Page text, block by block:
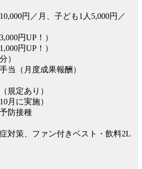
円／月、子ども1人5,000円／
円UP！）
円UP！）
）
当（月度成果報酬）
規定あり）
月に実施）
防接種
対策、ファン付きベスト・飲料2L